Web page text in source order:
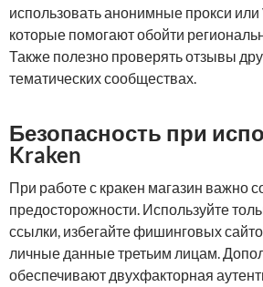
использовать анонимные прокси
которые помогают обойти
Также полезно проверять отзывы
тематических сообществах.
Безопасность при
Kraken
При работе с кракен магазин важно
предосторожности. Используйте
ссылки, избегайте фишинговых
личные данные третьим лицам.
обеспечивают двухфакторная